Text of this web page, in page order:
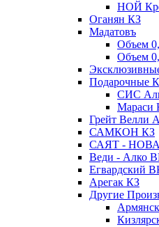
НОЙ
Оганян КЗ
Мадатовъ
Объем
Объем
Подарочные
СИС
Мараси
Грейт Велли
САМКОН КЗ
САЯТ - НОВА
Веди - Алко
Егвардский
Арегак КЗ
Другие